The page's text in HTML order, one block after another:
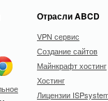
Отрасли ABCD
VPN сервис
Создание сайтов
Майнкрафт хостинг
Хостинг
Лицензии